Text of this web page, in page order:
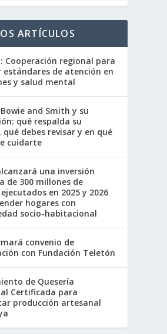
ARTÍCULOS
Cooperación regional para
estándares de atención en
y salud mental
and Smith y su
qué respalda su
qué debes revisar y en qué
cuidarte
una inversión
de 300 millones de
en 2025 y 2026
hogares con
socio-habitacional
convenio de
con Fundación Teletón
de Quesería
Certificada para
producción artesanal